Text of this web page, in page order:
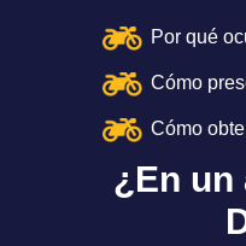
Por qué
Cómo
Cómo
¿En un